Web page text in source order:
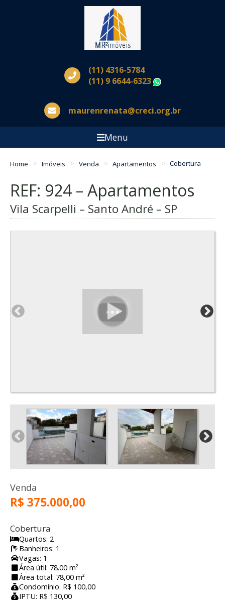
(11) 4316-5784
(11) 9 6644-6323
maurenrenata@creci.org.br
Menu
Home Imóveis Venda Apartamentos Cobertura
REF: 924 – Apartamentos
Vila Scarpelli – Santo André – SP
Venda
R$ 375.000,00
Cobertura
Quartos: 2
Banheiros: 1
Vagas: 1
Área útil: 78.00 m²
Área total: 78,00 m²
Condomínio: R$ 100,00
IPTU: R$ 130,00